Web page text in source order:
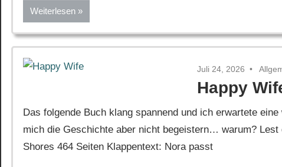
Weiterlesen
Juli 24, 2026
Happy
Das folgende Buch klang spannend und ich erwartete
mich die Geschichte aber nicht begeistern… warum? Lest
Shores 464 Seiten Klappentext: Nora passt